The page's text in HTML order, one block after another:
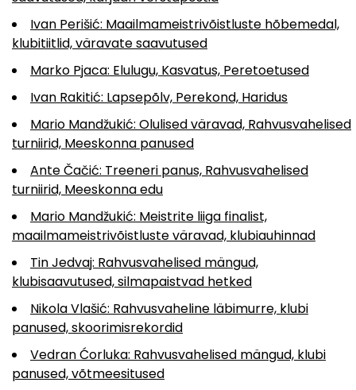
Ivan Perišić: Maailmameistrivõistluste hõbemedal,
klubitiitlid, väravate saavutused
Marko Pjaca: Elulugu, Kasvatus, Peretoetused
Ivan Rakitić: Lapsepõlv, Perekond, Haridus
Mario Mandžukić: Olulised väravad, Rahvusvahelised
turniirid, Meeskonna panused
Ante Čačić: Treeneri panus, Rahvusvahelised
turniirid, Meeskonna edu
Mario Mandžukić: Meistrite liiga finalist,
maailmameistrivõistluste väravad, klubiauhinnad
Tin Jedvaj: Rahvusvahelised mängud,
klubisaavutused, silmapaistvad hetked
Nikola Vlašić: Rahvusvaheline läbimurre, klubi
panused, skoorimisrekordid
Vedran Ćorluka: Rahvusvahelised mängud, klubi
panused, võtmeesitused